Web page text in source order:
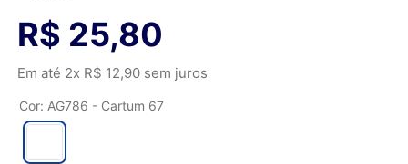
R$ 25,80
Em até 2x R$ 12,90sem juros
Cor: AG786 - Cartum 67